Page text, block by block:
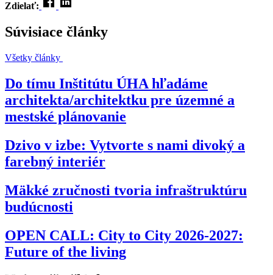
Zdielať:
Súvisiace články
Všetky články
Do tímu Inštitútu ÚHA hľadáme
architekta/architektku pre územné a
mestské plánovanie
Dzivo v izbe: Vytvorte s nami divoký a
farebný interiér
Mäkké zručnosti tvoria infraštruktúru
budúcnosti
OPEN CALL: City to City 2026-2027:
Future of the living